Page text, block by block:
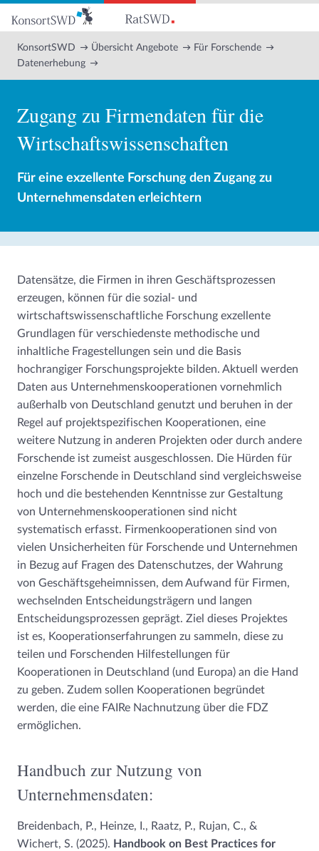
Hauptinhalt
KonsortSWD Übersicht Angebote
Für Forschende
Datenerhebung
Zugang zu Firmendaten für die
Wirtschaftswissenschaften
Für eine exzellente Forschung den Zugang zu
Unternehmensdaten erleichtern
Datensätze, die Firmen in ihren Geschäftsprozessen
erzeugen, können für die sozial- und
wirtschaftswissenschaftliche Forschung exzellente
Grundlagen für verschiedenste methodische und
inhaltliche Fragestellungen sein und die Basis
hochrangiger Forschungsprojekte bilden. Aktuell werden
Daten aus Unternehmenskooperationen vornehmlich
außerhalb von Deutschland genutzt und beruhen in der
Regel auf projektspezifischen Kooperationen, eine
weitere Nutzung in anderen Projekten oder durch andere
Forschende ist zumeist ausgeschlossen. Die Hürden für
einzelne Forschende in Deutschland sind vergleichsweise
hoch und die bestehenden Kenntnisse zur Gestaltung
von Unternehmenskooperationen sind nicht
systematisch erfasst. Firmenkooperationen sind von
vielen Unsicherheiten für Forschende und Unternehmen
in Bezug auf Fragen des Datenschutzes, der Wahrung
von Geschäftsgeheimnissen, dem Aufwand für Firmen,
wechselnden Entscheidungsträgern und langen
Entscheidungsprozessen geprägt. Ziel dieses Projektes
ist es, Kooperationserfahrungen zu sammeln, diese zu
teilen und Forschenden Hilfestellungen für
Kooperationen in Deutschland (und Europa) an die Hand
zu geben. Zudem sollen Kooperationen begründet
werden, die eine FAIRe Nachnutzung über die FDZ
ermöglichen.
Handbuch zur Nutzung von
Unternehmensdaten:
Breidenbach, P., Heinze, I., Raatz, P., Rujan, C., &
Wichert, S. (2025). Handbook on Best Practices for